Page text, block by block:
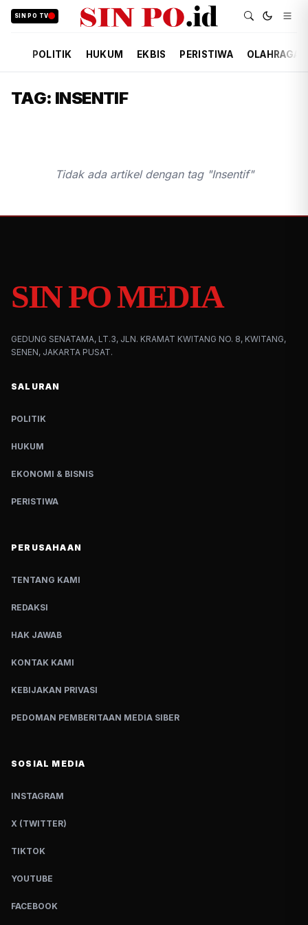
SIN PO TV
POLITIK HUKUM EKBIS PERISTIWA OLAHRAGA
TAG: INSENTIF
Tidak ada artikel dengan tag "Insentif"
SIN PO MEDIA
GEDUNG SENATAMA, LT.3, JLN. KRAMAT KWITANG NO. 8, KWITANG,
SENEN, JAKARTA PUSAT.
SALURAN
POLITIK
HUKUM
EKONOMI & BISNIS
PERISTIWA
PERUSAHAAN
TENTANG KAMI
REDAKSI
HAK JAWAB
KONTAK KAMI
KEBIJAKAN PRIVASI
PEDOMAN PEMBERITAAN MEDIA SIBER
SOSIAL MEDIA
INSTAGRAM
X (TWITTER)
TIKTOK
YOUTUBE
FACEBOOK